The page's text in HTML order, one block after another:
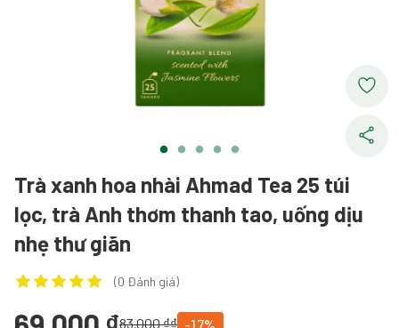
Trà xanh hoa nhài Ahmad Tea 25 túi
lọc, trà Anh thơm thanh tao, uống dịu
nhẹ thư giãn
(0 Đánh giá)
83.000 ₫₫ -17%